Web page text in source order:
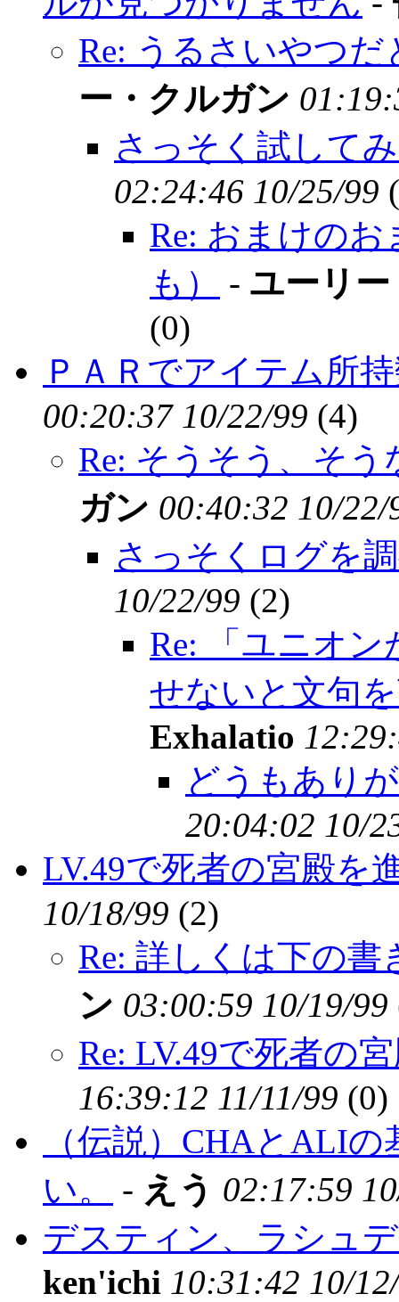
Re: うるさいやつ
ー・クルガン
さっそく試して
02:24:46 10/25/99 (
Re: おまけの
も）
- ユーリ
(0)
ＰＡＲでアイテム所
00:20:37 10/22/99 (4)
Re: そうそう、そう
ガン 00:40:32 10/22/
さっそくログを
10/22/99 (2)
Re: 「ユニオ
せないと文句
Exhalatio
どうもあり
20:04:02 10/
LV.49で死者の宮殿を
10/18/99 (2)
Re: 詳しくは下の書
ン 03:00:59 10/19/99
Re: LV.49で死者の
16:39:12 11/11/99 (0)
（伝説）CHAとALI
い。
- えう 02:17:59
デスティン、ラシュ
ken'ichi 10:31:42 10/